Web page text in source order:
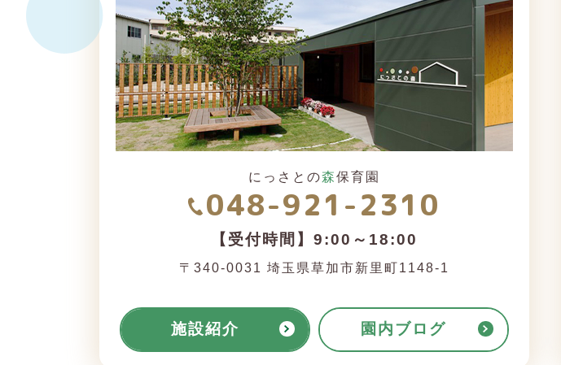
にっさとの森保育園
048-921-2310
【受付時間】9:00～18:00
〒340-0031 埼玉県草加市新里町1148-1
施設紹介 園内ブログ